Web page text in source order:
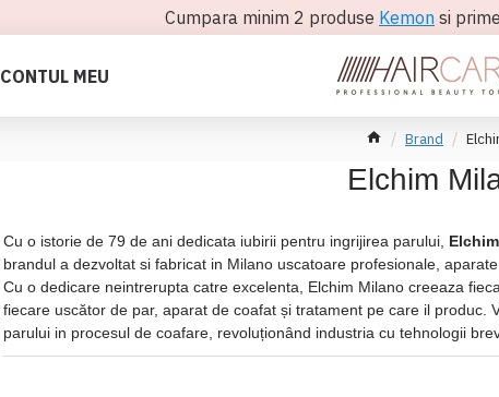
Cumpara minim 2 produse Kemon si
CONTUL MEU
Brand
Elchim
Cu o istorie de 79 de ani dedicata iubirii pentru ingrijirea parului,
brandul a dezvoltat si fabricat in Milano uscatoare profesionale,
Cu o dedicare neintrerupta catre excelenta, Elchim Milano creeaza
fiecare uscător de par, aparat de coafat și tratament pe care il
parului in procesul de coafare, revoluționând industria cu tehnologii